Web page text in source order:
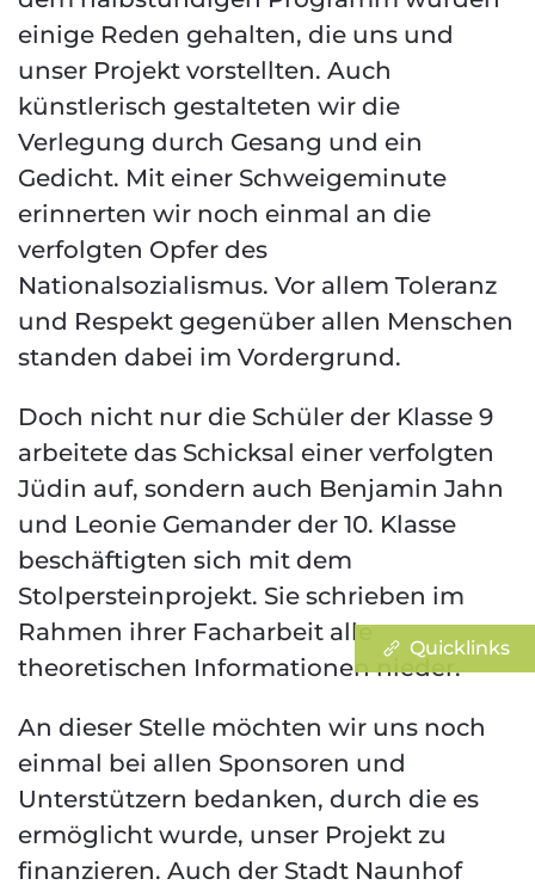
einige Reden gehalten, die uns und
unser Projekt vorstellten. Auch
künstlerisch gestalteten wir die
Verlegung durch Gesang und ein
Gedicht. Mit einer Schweigeminute
erinnerten wir noch einmal an die
verfolgten Opfer des
Nationalsozialismus. Vor allem Toleranz
und Respekt gegenüber allen Menschen
standen dabei im Vordergrund.
Doch nicht nur die Schüler der Klasse 9
arbeitete das Schicksal einer verfolgten
Jüdin auf, sondern auch Benjamin Jahn
und Leonie Gemander der 10. Klasse
beschäftigten sich mit dem
Stolpersteinprojekt. Sie schrieben im
Rahmen ihrer Facharbeit alle
theoretischen Informationen nieder.
An dieser Stelle möchten wir uns noch
einmal bei allen Sponsoren und
Unterstützern bedanken, durch die es
ermöglicht wurde, unser Projekt zu
finanzieren. Auch der Stadt Naunhof
Quicklinks